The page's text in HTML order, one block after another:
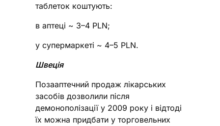
таблеток коштують:
в аптеці ~ 3–4 PLN;
у супермаркеті ~ 4–5 PLN.
Швеція
Позааптечний продаж лікарських
засобів дозволили після
демонополізації у 2009 року і відтоді
їх можна придбати у торговельних